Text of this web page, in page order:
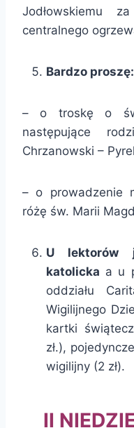
Jodłowskiemu
centralnego
Bardzo proszę:
– o troskę o
następujące
Chrzanowski –
– o prowadzenie
różę św. Marii
U lektorów
katolicka a u
oddziału
Wigilijnego
kartki
zł.),
wigilijny (2 zł).
II